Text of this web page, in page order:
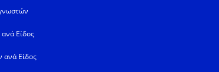
Είδος
ανά Είδος